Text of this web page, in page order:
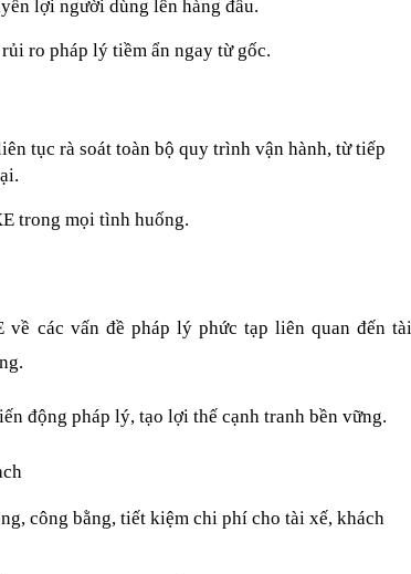
lợi người dùng lên hàng đầu.
ro pháp lý tiềm ẩn ngay từ gốc.
tục rà soát toàn bộ quy trình vận hành, từ tiếp
trong mọi tình huống.
các vấn đề pháp lý phức tạp liên quan đến tài
động pháp lý, tạo lợi thế cạnh tranh bền vững.
công bằng, tiết kiệm chi phí cho tài xế, khách